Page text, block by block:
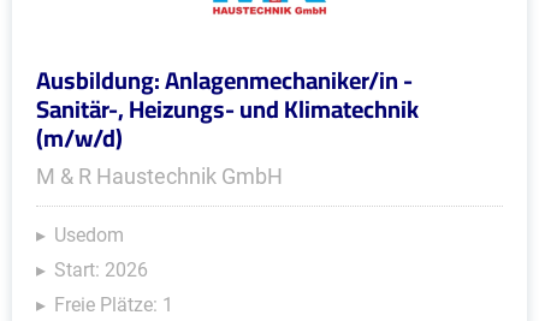
Ausbildung: Anlagenmechaniker/in -
Sanitär-, Heizungs- und Klimatechnik
(m/w/d)
M & R Haustechnik GmbH
Usedom
Start: 2026
Freie Plätze: 1